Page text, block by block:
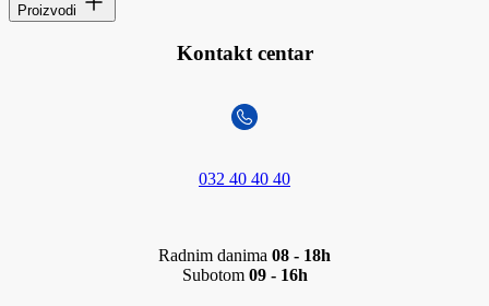
Proizvodi
Kontakt centar
032 40 40 40
Radnim danima 08 - 18h
Subotom 09 - 16h